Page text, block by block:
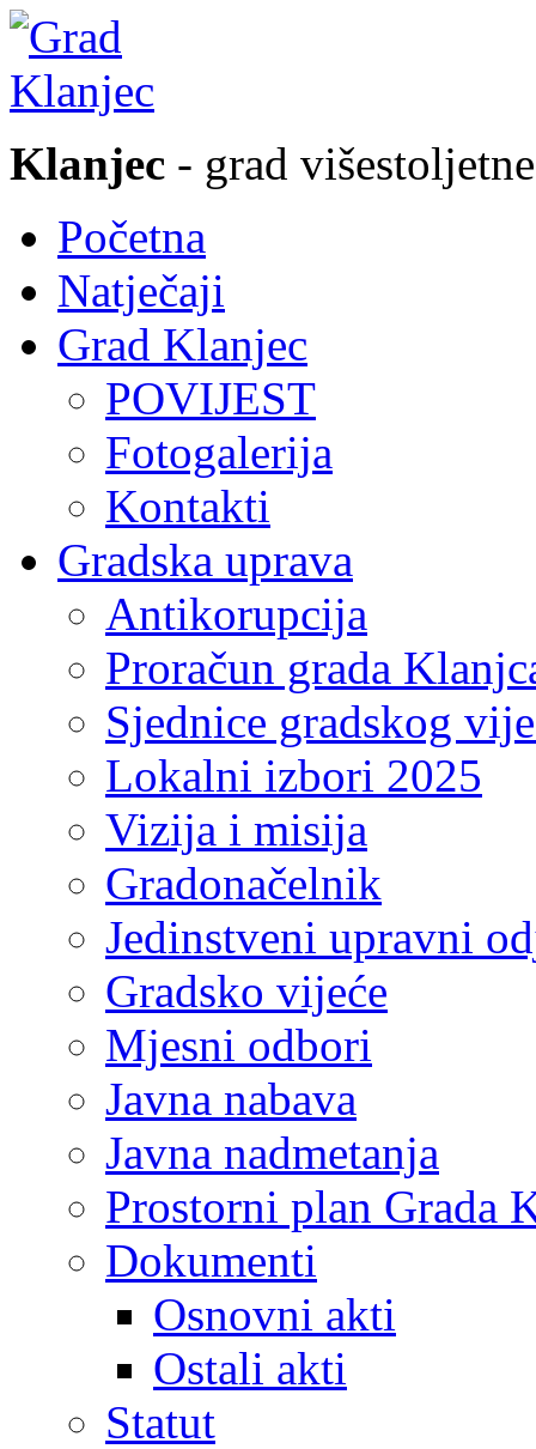
Klanjec - grad
Početna
Natječaji
Grad Klanjec
POVIJEST
Fotogalerija
Kontakti
Gradska uprava
Antikorupcija
Proračun grada
Sjednice gradskog
Lokalni izbori 2025
Vizija i misija
Gradonačelnik
Jedinstveni upravni
Gradsko vijeće
Mjesni odbori
Javna nabava
Javna nadmetanja
Prostorni plan Grada
Dokumenti
Osnovni akti
Ostali akti
Statut